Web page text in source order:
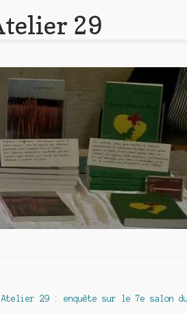
29
Article
Atelier 29 : enquête sur le 7e salon